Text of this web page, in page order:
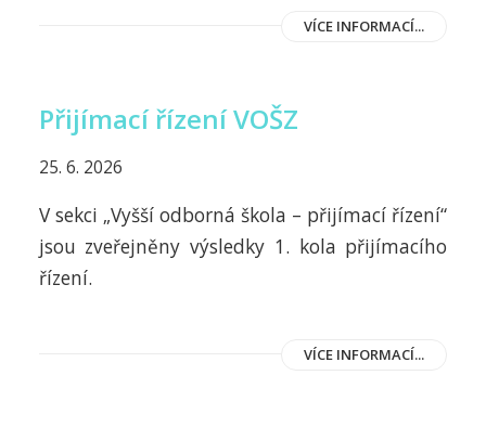
VÍCE INFORMACÍ...
Přijímací řízení VOŠZ
25. 6. 2026
V sekci „Vyšší odborná škola – přijímací řízení“
jsou zveřejněny výsledky 1. kola přijímacího
řízení.
VÍCE INFORMACÍ...